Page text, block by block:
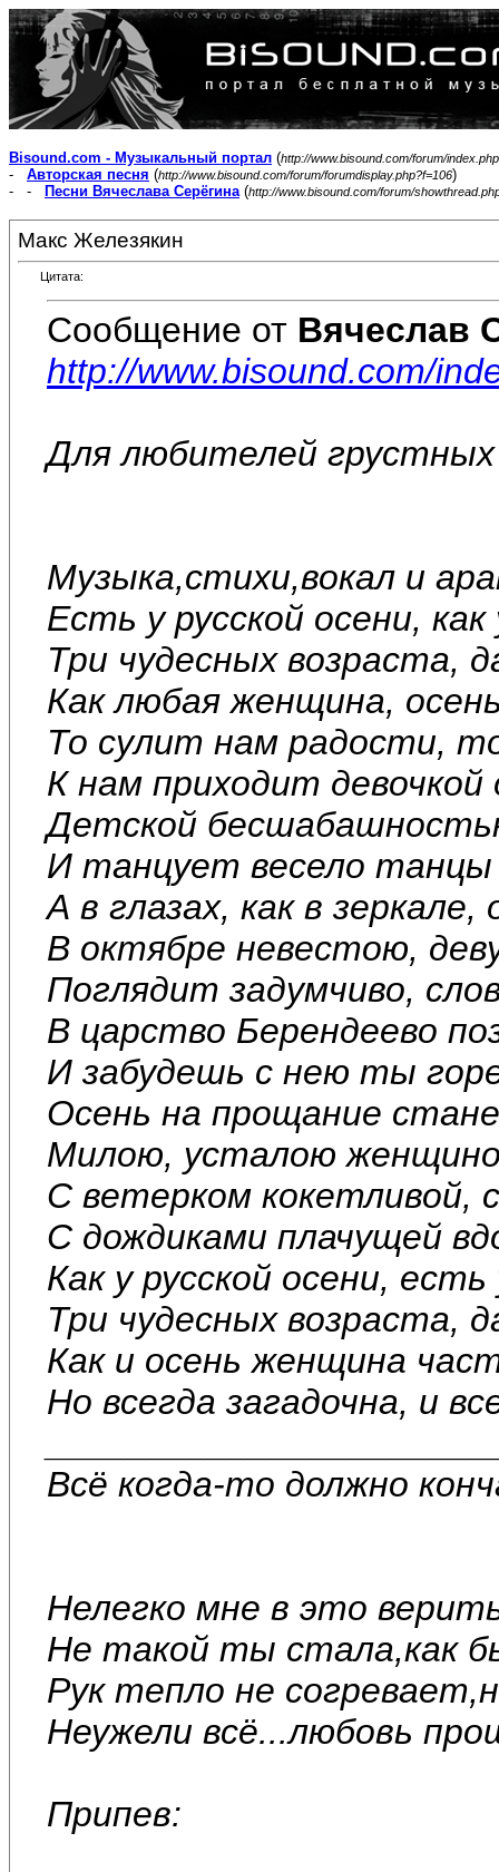
Bisound.com - Музыкальный портал (http://www.bisound.com/forum/index.php
- Авторская песня (http://www.bisound.com/forum/forumdisplay.php?f=106)
- -
Песни Вячеслава Серёгина(http://www.bisound.com/forum/
Макс Железякин
Цитата:
Сообщение от Вячеслав
http://www.bisound.com/
Для любителей
Музыка,стихи,вокал и
Есть у русской осени,
Три чудесных возраста,
Как любая женщина,
То сулит нам радости,
К нам приходит девочкой
Детской
И танцует весело танцы
А в глазах, как в зеркале,
В октябре невестою,
Поглядит задумчиво,
В царство Берендеево
И забудешь с нею ты
Осень на прощание
Милою, усталою
С ветерком кокетливой,
С дождиками плачущей
Как у русской осени,
Три чудесных возраста,
Как и осень женщина
Но всегда загадочна, и
Всё когда-то должно
Нелегко мне в это
Не такой ты стала,как
Рук тепло не
Неужели всё...любовь
Припев: